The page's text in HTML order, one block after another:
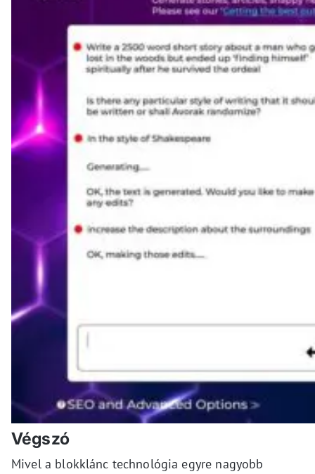
Végszó
Mivel a blokklánc technológia egyre nagyobb